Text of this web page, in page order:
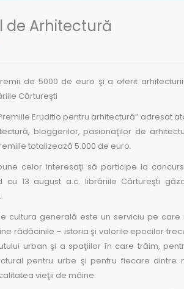
de Arhitectură
de 5000 de euro şi a oferit
Cărtureşti
Eruditio pentru arhitectură” adresat
bloggerilor, pasionaţilor de
totalizează 5.000 de euro.
celor interesaţi să participe la
13 august a.c. librăriile Cărtureşti
cultura generală este un serviciu pe
rădăcinile – istoria şi valorile epocilor
urban şi a spaţiilor în care trăim,
pentru urbe şi pentru fiecare dintre
vieţii de mâine.